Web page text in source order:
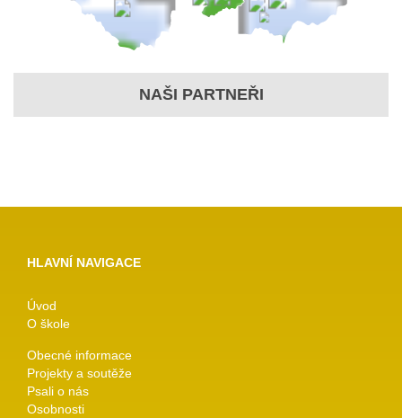
NAŠI PARTNEŘI
HLAVNÍ NAVIGACE
Úvod
O škole
Obecné informace
Projekty a soutěže
Psali o nás
Osobnosti